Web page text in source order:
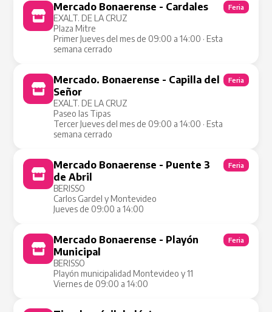
Mercado Bonaerense - Cardales
EXALT. DE LA CRUZ
Plaza Mitre
Primer Jueves del mes de 09:00 a 14:00 · Esta
semana cerrado
Feria
Mercado. Bonaerense - Capilla del
Señor
EXALT. DE LA CRUZ
Paseo las Tipas
Tercer Jueves del mes de 09:00 a 14:00 · Esta
semana cerrado
Feria
Mercado Bonaerense - Puente 3
de Abril
BERISSO
Carlos Gardel y Montevideo
Jueves de 09:00 a 14:00
Feria
Mercado Bonaerense - Playón
Municipal
BERISSO
Playón municipalidad Montevideo y 11
Viernes de 09:00 a 14:00
Feria